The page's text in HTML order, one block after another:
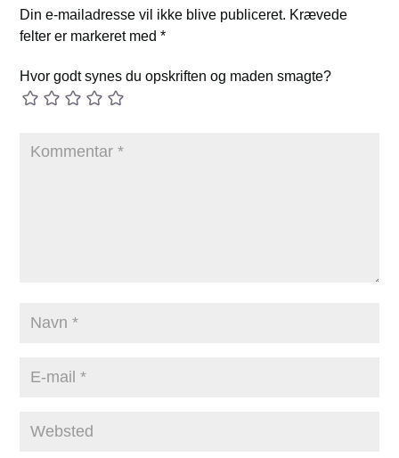
Din e-mailadresse vil ikke blive publiceret. Krævede
felter er markeret med*
Hvor godt synes du opskriften og maden smagte?